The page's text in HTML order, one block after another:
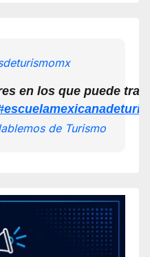
en los que puede
de Turismo